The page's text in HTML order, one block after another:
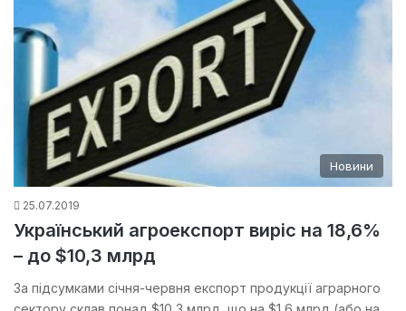
Новини
25.07.2019
Український агроекспорт виріс на 18,6%
– до $10,3 млрд
За підсумками січня-червня експорт продукції аграрного